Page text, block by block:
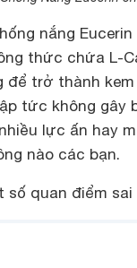
nắng
thức chứa L-
trở thành kem
tức không gây
lực ấn hay
nào các bạn.
số quan điểm